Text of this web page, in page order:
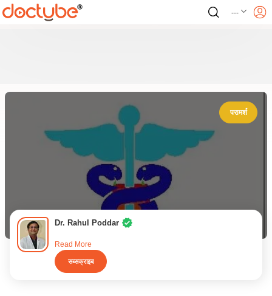
---
परामर्श
Dr. Rahul Poddar
Read More
सब्सक्राइब